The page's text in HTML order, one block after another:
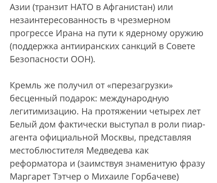
Азии (транзит НАТО в Афганистан) или
незаинтересованность в чрезмерном
прогрессе Ирана на пути к ядерному оружию
(поддержка антииранских санкций в Совете
Безопасности ООН).
Кремль же получил от «перезагрузки»
бесценный подарок: международную
легитимизацию. На протяжении четырех лет
Белый дом фактически выступал в роли пиар-
агента официальной Москвы, представляя
местоблюстителя Медведева как
реформатора и (заимствуя знаменитую фразу
Маргарет Тэтчер о Михаиле Горбачеве)